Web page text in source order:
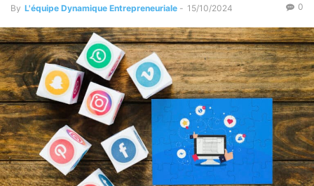
By L'équipe Dynamique Entrepreneuriale - 15/10/2024 0